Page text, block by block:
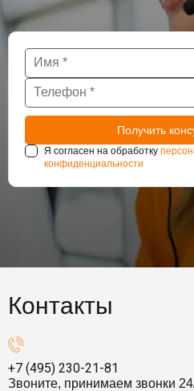
Я согласен на обработку
конфиденциальности
Контакты
+7 (495) 230-21-81
Звоните, принимаем звонки